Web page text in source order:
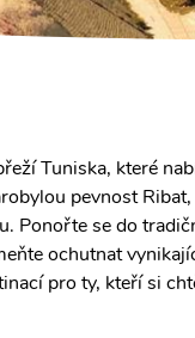
Tuniska, které
pevnost
Ponořte se do
ochutnat
pro ty, kteří si